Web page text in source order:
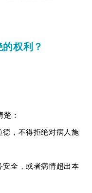
权利？
：
德，不得拒绝对病人施
安全，或者病情超出本